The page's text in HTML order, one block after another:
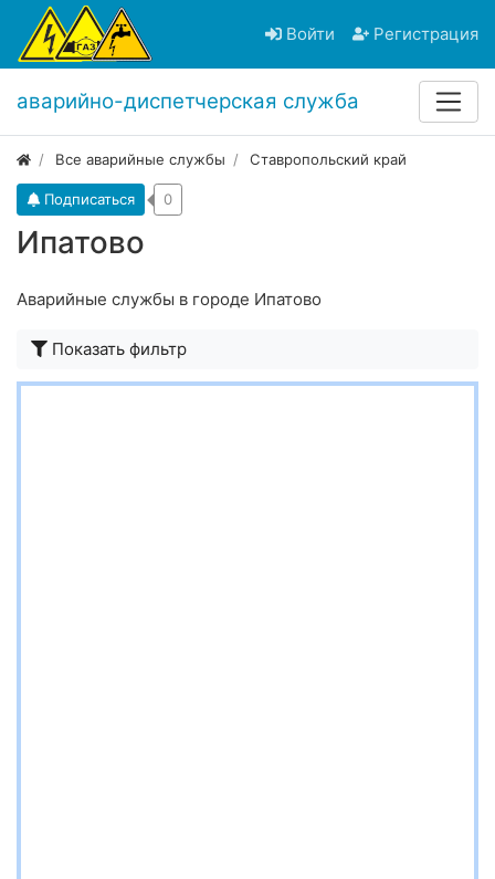
Войти Регистрация
аварийно-диспетчерская служба
Все аварийные службы Ставропольский край
Ипатово
Подписаться 0
Аварийные службы в городе Ипатово
Показать фильтр